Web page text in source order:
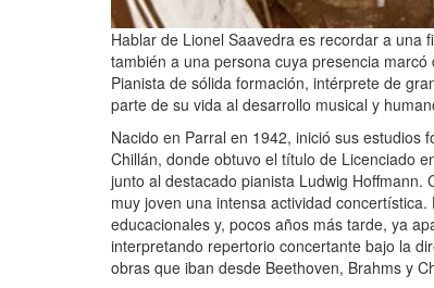
Hablar de Lionel Saavedra es recordar a una
también a una persona cuya presencia
Pianista de sólida formación, intérprete de
parte de su vida al desarrollo musical y
Nacido en Parral en 1942, inició sus estudios
Chillán, donde obtuvo el título de Licenciado
junto al destacado pianista Ludwig
muy joven una intensa actividad
educacionales y, pocos años más tarde, ya
interpretando repertorio concertante bajo la
obras que iban desde Beethoven, Brahms y